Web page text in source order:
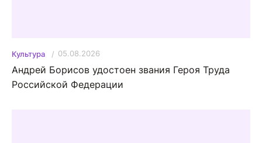
Культура 05.08.2026
Андрей Борисов удостоен звания Героя Труда
Российской Федерации